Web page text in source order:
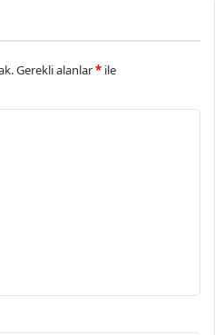
Gerekli alanlar* ile